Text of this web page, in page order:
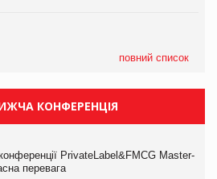
повний список
КОНФЕРЕНЦІЯ
PrivateLabel&FMCG Master-
перевага